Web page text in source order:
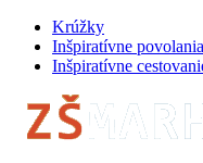
Krúžky
Inšpiratívne povolania
Inšpiratívne